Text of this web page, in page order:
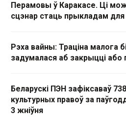
Перамовы ў Каракасе. Ці
сцэнар стаць прыкладам для
Рэха вайны: Траціна малога
задумалася аб закрыцці
Беларускі ПЭН зафіксаваў
культурных правоў за
3 жніўня